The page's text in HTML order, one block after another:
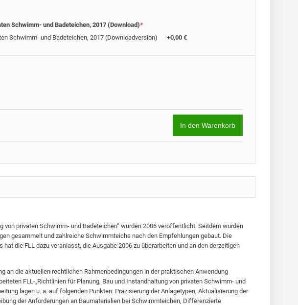
Schwimm- und Badeteichen, 2017 (Download)*
Schwimm- und Badeteichen, 2017 (Downloadversion)
+0,00 €
In den Warenkorb
von privaten Schwimm- und Badeteichen“ wurden 2006 veröffentlicht. Seitdem wurden
gesammelt und zahlreiche Schwimmteiche nach den Empfehlungen gebaut. Die
die FLL dazu veranlasst, die Ausgabe 2006 zu überarbeiten und an den derzeitigen
an die aktuellen rechtlichen Rahmenbedingungen in der praktischen Anwendung
FLL-„Richtlinien für Planung, Bau und Instandhaltung von privaten Schwimm- und
lagen u. a. auf folgenden Punkten: Präzisierung der Anlagetypen, Aktualisierung der
der Anforderungen an Baumaterialien bei Schwimmteichen, Differenzierte